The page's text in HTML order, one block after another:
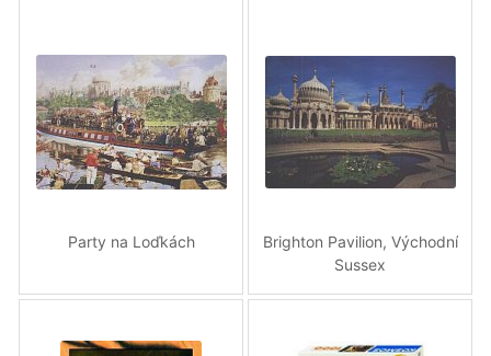
Party na Loďkách
Brighton Pavilion, Východní
Sussex